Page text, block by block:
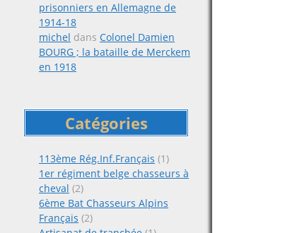
prisonniers en Allemagne de
1914-18
michel dans Colonel Damien
BOURG ; la bataille de Merckem
en 1918
Catégories
113ème Rég.Inf.Français (1)
1er régiment belge chasseurs à
cheval (2)
6ème Bat Chasseurs Alpins
Français (2)